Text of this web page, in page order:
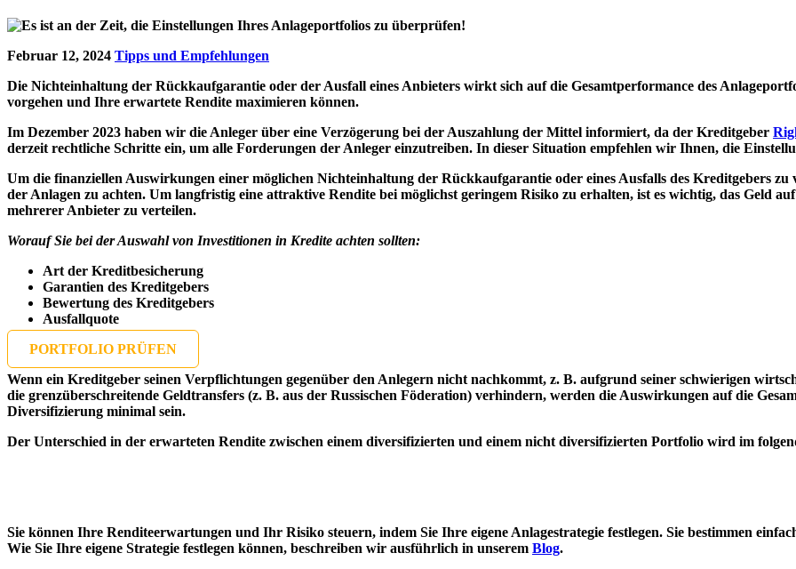
Februar 12, 2024 Tipps und Empfehlungen
Die Nichteinhaltung der Rückkaufgarantie oder der Ausfall eines Anbieters wirkt sich auf die Gesamtperformance des
vorgehen und Ihre erwartete Rendite maximieren können.
Im Dezember 2023 haben wir die Anleger über eine Verzögerung bei der Auszahlung der Mittel informiert, da der Kreditgeber
derzeit rechtliche Schritte ein, um alle Forderungen der Anleger einzutreiben. In dieser Situation empfehlen wir Ihnen, die
Um die finanziellen Auswirkungen einer möglichen Nichteinhaltung der Rückkaufgarantie oder eines Ausfalls des Kreditgebers zu
der Anlagen zu achten. Um langfristig eine attraktive Rendite bei möglichst geringem Risiko zu erhalten, ist es wichtig, das Geld
mehrerer Anbieter zu verteilen.
Worauf Sie bei der Auswahl von Investitionen in Kredite achten sollten:
Art der Kreditbesicherung
Garantien des Kreditgebers
Bewertung des Kreditgebers
Ausfallquote
PORTFOLIO PRÜFEN
Wenn ein Kreditgeber seinen Verpflichtungen gegenüber den Anlegern nicht nachkommt, z. B. aufgrund seiner schwierigen
die grenzüberschreitende Geldtransfers (z. B. aus der Russischen Föderation) verhindern, werden die Auswirkungen auf die
Diversifizierung minimal sein.
Der Unterschied in der erwarteten Rendite zwischen einem diversifizierten und einem nicht diversifizierten Portfolio wird im
Sie können Ihre Renditeerwartungen und Ihr Risiko steuern, indem Sie Ihre eigene Anlagestrategie festlegen. Sie bestimmen
Wie Sie Ihre eigene Strategie festlegen können, beschreiben wir ausführlich in unserem Blog.